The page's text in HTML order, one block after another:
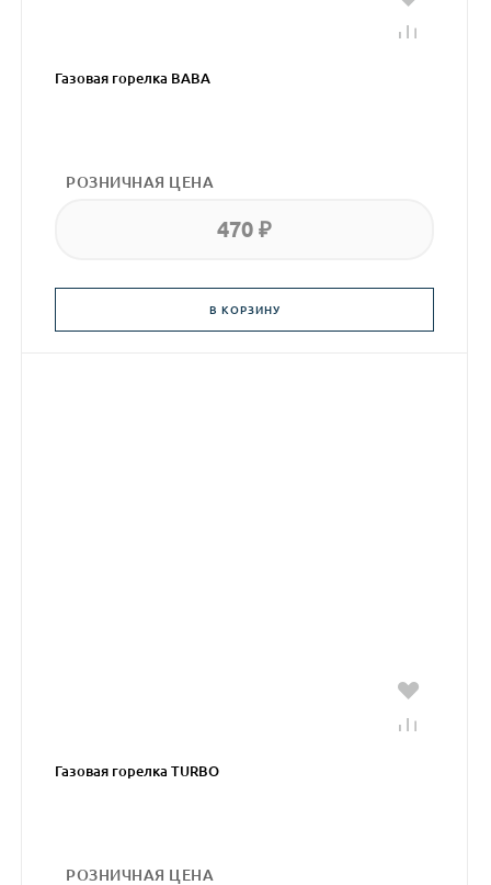
Газовая горелка BABA
РОЗНИЧНАЯ ЦЕНА
470 ₽
В КОРЗИНУ
Газовая горелка TURBO
РОЗНИЧНАЯ ЦЕНА